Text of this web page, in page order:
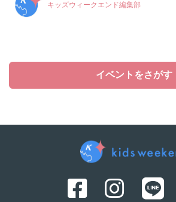
キッズウィークエンド編集部
イベントをさがす